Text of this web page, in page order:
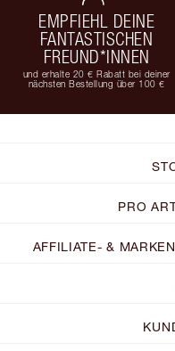
EMPFIEHL DEINE
FANTASTISCHEN
FREUND*INNEN
und erhalte 20 € Rabatt bei deiner
nächsten Bestellung über 100 €
PRO
AFFILIATE- &